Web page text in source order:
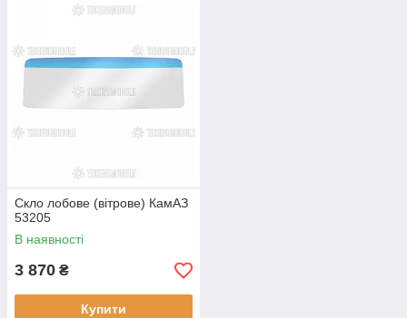
Скло лобове (вітрове) КамАЗ
53205
В наявності
3 870 ₴
Купити